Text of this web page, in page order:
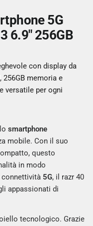
5G
6.9" 256GB
con display da
256GB memoria e
versatile per ogni
smartphone
mobile. Con il suo
questo
in modo
connettività 5G, il razr 40
appassionati di
tecnologico. Grazie